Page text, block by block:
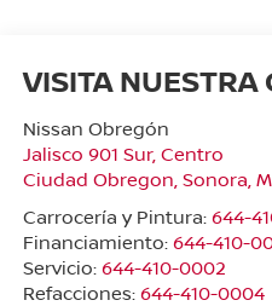
VISITA NUESTRA
Nissan Obregón
Jalisco 901 Sur, Centro
Ciudad Obregon Sonora ,
Carrocería y Pintura: 644-
Financiamiento: 644-410-
Servicio: 644-410-0002
Refacciones: 644-410-0004